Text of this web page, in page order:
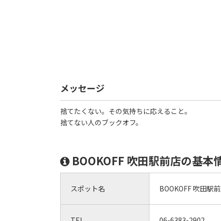
メッセージ
捨てたくない。その気持ちに応えること。
捨てない人のブックオフ。
BOOKOFF 吹田駅前店の基本
スポット名 BOOKOFF 吹田駅